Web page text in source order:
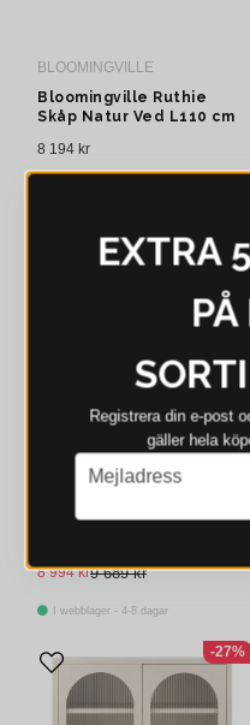
BLOOMINGVILLE
Bloomingville Ruthie
Skåp Natur Ved L110 cm
8 194 kr
BLOOMINGVILLE
Bloomingville Marikka
9 689 kr
8 994 kr
I webblager - 4-8 dagar
-27%
EXTRA
Registrera din e‑post
gäller hela
email
Mejladress